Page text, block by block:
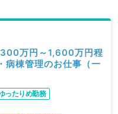
万円～1,600万円程
棟管理のお仕事（一
ったりめ勤務